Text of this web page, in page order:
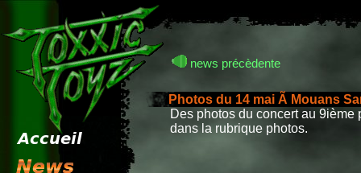
news précèdente
Photos du 14 mai Ã Mouans
Des photos du concert au
dans la rubrique photos.